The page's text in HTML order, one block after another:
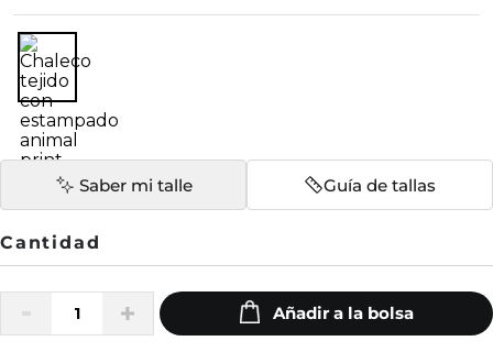
Saber mi talle Guía de tallas